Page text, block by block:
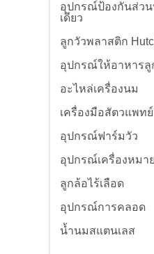
อุปกรณ์ป้องกันส่ว
เดียว
ลูกวัวพลาสติก
อุปกรณ์ให้อาหารลู
อะไหล่เครื่องนม
เครื่องมือสัตวแพทย์
อุปกรณ์ฟาร์มวัว
อุปกรณ์เครื่องหมา
ลูกล้อไร้เลือด
อุปกรณ์การคลอด
น้ำนมสแตนเลส